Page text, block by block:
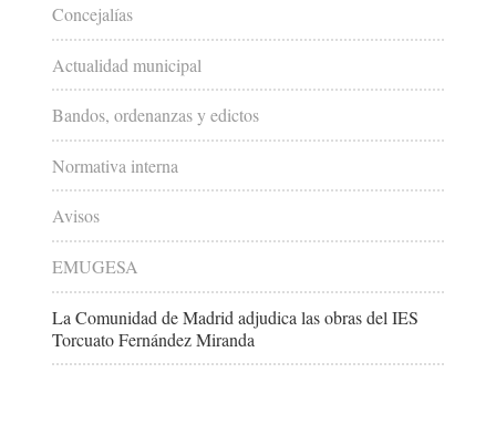
Concejalías
Actualidad municipal
Bandos, ordenanzas y edictos
Normativa interna
Avisos
EMUGESA
La Comunidad de Madrid adjudica las obras del IES
Torcuato Fernández Miranda